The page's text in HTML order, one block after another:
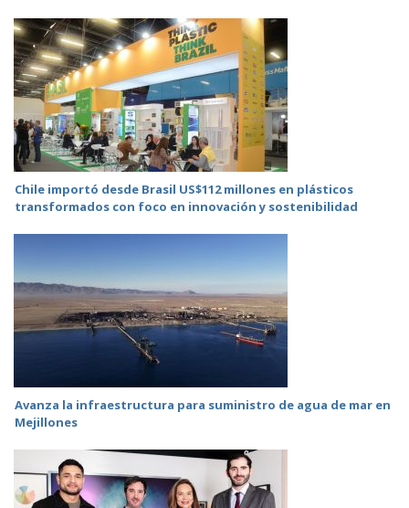
Chile importó desde Brasil US$112 millones en plásticos
transformados con foco en innovación y sostenibilidad
Avanza la infraestructura para suministro de agua de mar en
Mejillones